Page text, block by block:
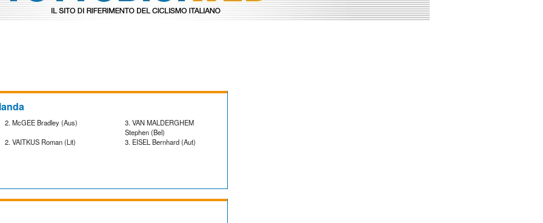
2. McGEE Bradley (Aus)
3. VAN MALDERGHEM
Stephen (Bel)
2. VAITKUS Roman (Lit)
3. EISEL Bernhard (Aut)